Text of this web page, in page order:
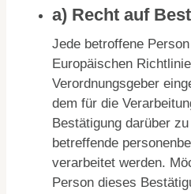
a) Recht auf
Jede betroffene
Europäischen
Verordnungsgeber
dem für die
Bestätigung darüber
betreffende
verarbeitet werden.
Person dieses